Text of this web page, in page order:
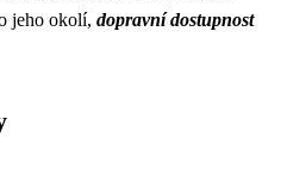
jeho okolí, dopravní dostupnost